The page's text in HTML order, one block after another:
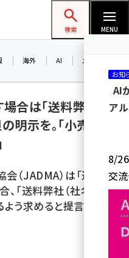
担当者フォーラム
検索 MENU
海外 AI メタバース
合は「送料弊社（社
明示を。「小売業全
（JADMA）は「送料無
「送料弊社（社名）負
う求めると提言した
お知
AI
ア
8/26
交